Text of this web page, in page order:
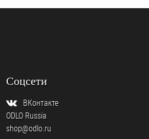
Соцсети
ВКонтакте
ODLO Russia
shop@odlo.ru